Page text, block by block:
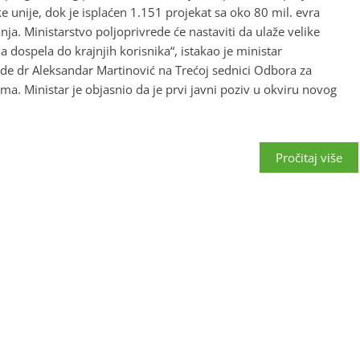
unije, dok je isplaćen 1.151 projekat sa oko 80 mil. evra
Ministarstvo poljoprivrede će nastaviti da ulaže velike
dospela do krajnjih korisnika“, istakao je ministar
dr Aleksandar Martinović na Trećoj sednici Odbora za
Ministar je objasnio da je prvi javni poziv u okviru novog
Pročitaj više